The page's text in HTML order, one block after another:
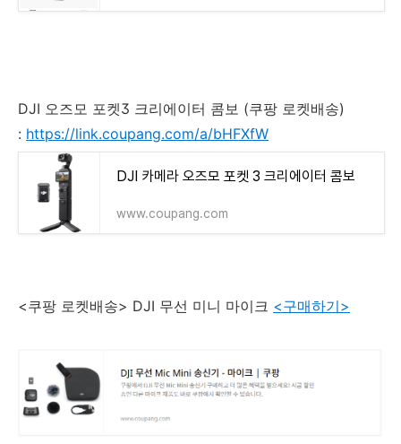
DJI 오즈모 포켓3 크리에이터 콤보 (쿠팡 로켓배송)
: https://link.coupang.com/a/bHFXfW
DJI 카메라 오즈모 포켓 3 크리에이터 콤보
www.coupang.com
<쿠팡 로켓배송> DJI 무선 미니 마이크 <구매하기>